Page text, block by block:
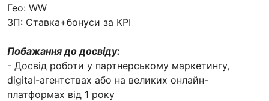
Гео: WW
ЗП: Ставка+бонуси за КРІ
Побажання до досвіду:
- Досвід роботи у партнерському маркетингу,
digital-агентствах або на великих онлайн-
платформах від 1 року